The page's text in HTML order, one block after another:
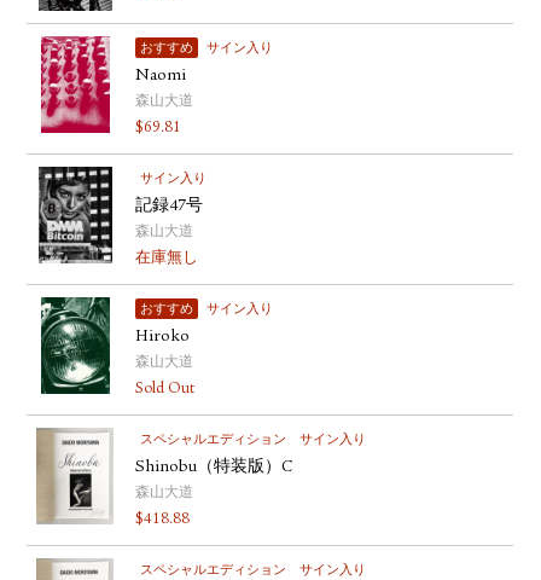
おすすめ サイン入り
Naomi
森山大道
$69.81
サイン入り
記録47号
森山大道
在庫無し
おすすめ サイン入り
Hiroko
森山大道
Sold Out
スペシャルエディション サイン入り
Shinobu（特装版）C
森山大道
$418.88
スペシャルエディション サイン入り